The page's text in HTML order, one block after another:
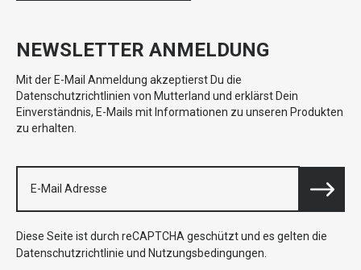
NEWSLETTER ANMELDUNG
Mit der E-Mail Anmeldung akzeptierst Du die
Datenschutzrichtlinien von Mutterland und erklärst Dein
Einverständnis, E-Mails mit Informationen zu unseren Produkten
zu erhalten.
Diese Seite ist durch reCAPTCHA geschützt und es gelten die
Datenschutzrichtlinie und Nutzungsbedingungen